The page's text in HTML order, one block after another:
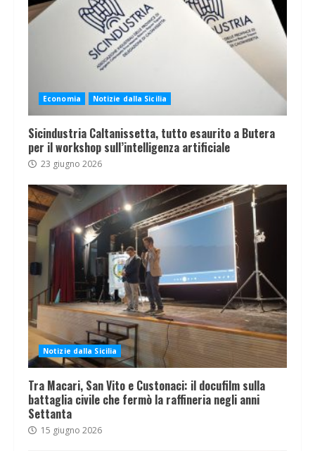
Economia Notizie dalla Sicilia
Sicindustria Caltanissetta, tutto esaurito a Butera
per il workshop sull’intelligenza artificiale
23 giugno 2026
Notizie dalla Sicilia
Tra Macari, San Vito e Custonaci: il docufilm sulla
battaglia civile che fermò la raffineria negli anni
Settanta
15 giugno 2026